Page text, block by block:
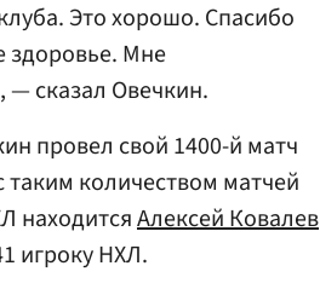
Это хорошо. Спасибо
здоровье. Мне
— сказал Овечкин.
провел свой 1400-й матч
количеством матчей
находитсяАлексей Ковалев
игроку НХЛ.